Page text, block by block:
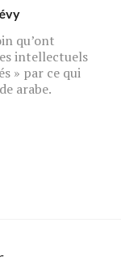
qu’ont
intellectuels
» par ce qui
arabe.